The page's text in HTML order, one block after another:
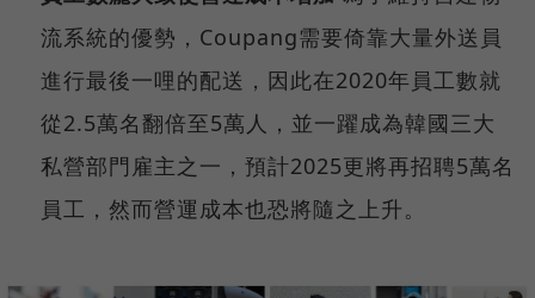
流系統的優勢，Coupang需要倚靠大量外送員
進行最後一哩的配送，因此在2020年員工數就
從2.5萬名翻倍至5萬人，並一躍成為韓國三大
私營部門雇主之一，預計2025更將再招聘5萬名
員工，然而營運成本也恐將隨之上升。